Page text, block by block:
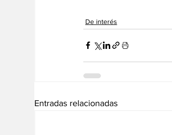
De interés
Entradas relacionadas